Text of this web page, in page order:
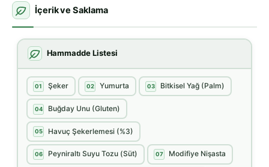
İçerik ve Saklama
Hammadde Listesi
01 Şeker 02 Yumurta 03 Bitkisel Yağ (Palm)
04 Buğday Unu (Gluten)
05 Havuç Şekerlemesi (%3)
06 Peyniraltı Suyu Tozu (Süt) 07 Modifiye Nişasta